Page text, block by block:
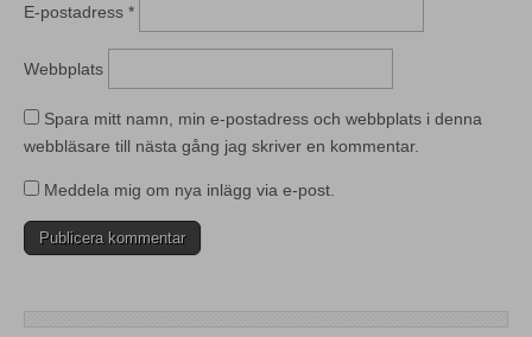
E-postadress *
Webbplats
Spara mitt namn, min e-postadress och webbplats i denna
webbläsare till nästa gång jag skriver en kommentar.
Meddela mig om nya inlägg via e-post.